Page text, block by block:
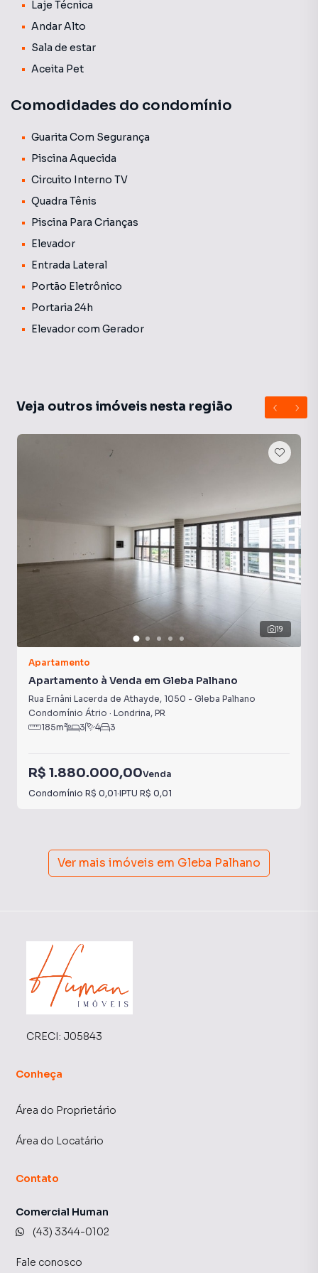
Laje Técnica
Andar Alto
Sala de estar
Aceita Pet
Comodidades do condomínio
Guarita Com Segurança
Piscina Aquecida
Circuito Interno TV
Quadra Tênis
Piscina Para Crianças
Elevador
Entrada Lateral
Portão Eletrônico
Portaria 24h
Elevador com Gerador
Veja outros imóveis nesta região
19
Apartamento
Apartamento à Venda em Gleba Palhano
Rua Ernâni Lacerda de Athayde, 1050 - Gleba Palhano
Condomínio Átrio · Londrina, PR
185m² 3 4 3
R$ 1.880.000,00Venda
Condomínio R$ 0,01·IPTU R$ 0,01
Ver mais imóveis em Gleba Palhano
CRECI: J05843
Conheça
Área do Proprietário
Área do Locatário
Contato
Comercial Human
(43) 3344-0102
Fale conosco